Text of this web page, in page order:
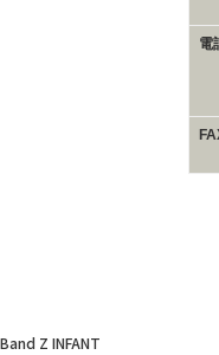
電
Z INFANT